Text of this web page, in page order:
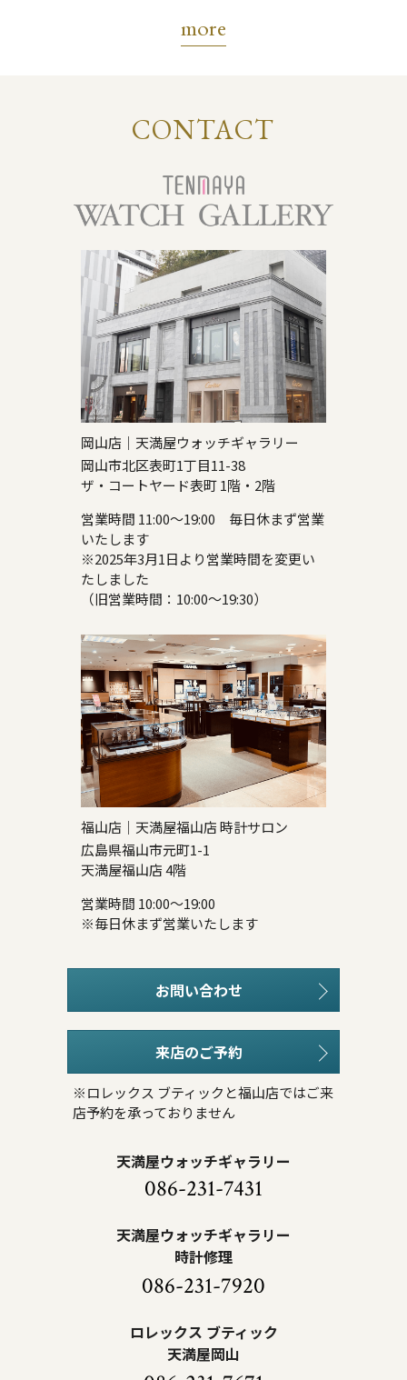
more
CONTACT
岡山店｜天満屋ウォッチギャラリー
岡山市北区表町1丁目11-38
ザ・コートヤード表町 1階・2階
営業時間 11:00～19:00 毎日休まず営業
いたします
※2025年3月1日より営業時間を変更い
たしました
（旧営業時間：10:00～19:30）
福山店｜天満屋福山店 時計サロン
広島県福山市元町1-1
天満屋福山店 4階
営業時間 10:00～19:00
※毎日休まず営業いたします
お問い合わせ
来店のご予約
※ロレックス ブティックと福山店ではご来
店予約を承っておりません
天満屋ウォッチギャラリー
086-231-7431
天満屋ウォッチギャラリー
時計修理
086-231-7920
ロレックス ブティック
天満屋岡山